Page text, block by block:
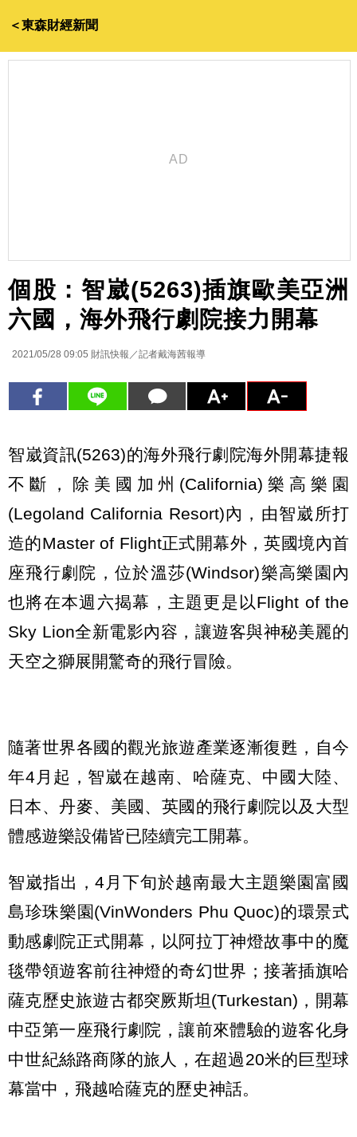
＜東森財經新聞
個股：智崴(5263)插旗歐美亞洲
六國，海外飛行劇院接力開幕
2021/05/28 09:05 財訊快報／記者戴海茜報導
智崴資訊(5263)的海外飛行劇院海外開幕捷報
不斷，除美國加州(California)樂高樂園
(Legoland California Resort)內，由智崴所打
造的Master of Flight正式開幕外，英國境內首
座飛行劇院，位於溫莎(Windsor)樂高樂園內
也將在本週六揭幕，主題更是以Flight of the
Sky Lion全新電影內容，讓遊客與神秘美麗的
天空之獅展開驚奇的飛行冒險。
隨著世界各國的觀光旅遊產業逐漸復甦，自今
年4月起，智崴在越南、哈薩克、中國大陸、
日本、丹麥、美國、英國的飛行劇院以及大型
體感遊樂設備皆已陸續完工開幕。
智崴指出，4月下旬於越南最大主題樂園富國
島珍珠樂園(VinWonders Phu Quoc)的環景式
動感劇院正式開幕，以阿拉丁神燈故事中的魔
毯帶領遊客前往神燈的奇幻世界；接著插旗哈
薩克歷史旅遊古都突厥斯坦(Turkestan)，開幕
中亞第一座飛行劇院，讓前來體驗的遊客化身
中世紀絲路商隊的旅人，在超過20米的巨型球
幕當中，飛越哈薩克的歷史神話。